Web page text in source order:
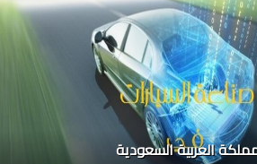
العربية السعودية